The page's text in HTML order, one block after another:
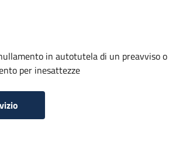
in autotutela di un preavviso o
per inesattezze